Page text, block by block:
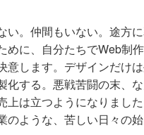
い。仲間もいない。途方
めに、自分たちでWeb制
意します。デザインだけ
化する。悪戦苦闘の末、
上は立つようになりました
のような、苦しい日々の